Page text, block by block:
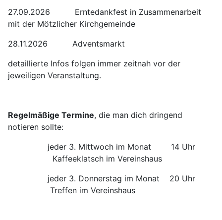
27.09.2026 Erntedankfest in Zusammenarbeit
mit der Mötzlicher Kirchgemeinde
28.11.2026 Adventsmarkt
detaillierte Infos folgen immer zeitnah vor der
jeweiligen Veranstaltung.
Regelmäßige Termine, die man dich dringend
notieren sollte:
jeder 3. Mittwoch im Monat 14 Uhr
Kaffeeklatsch im Vereinshaus
jeder 3. Donnerstag im Monat 20 Uhr
Treffen im Vereinshaus